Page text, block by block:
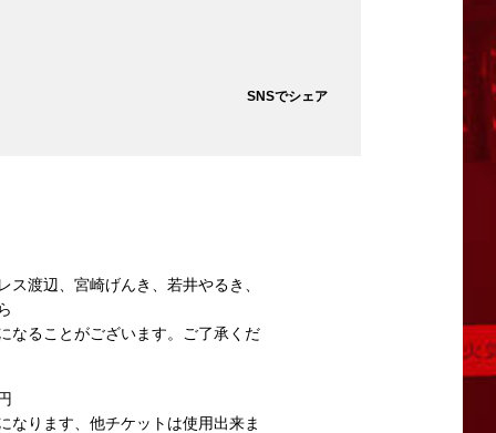
SNSでシェア
ス渡辺、宮崎げんき、若井やるき、
なることがございます。ご了承くだ
なります、他チケットは使用出来ま